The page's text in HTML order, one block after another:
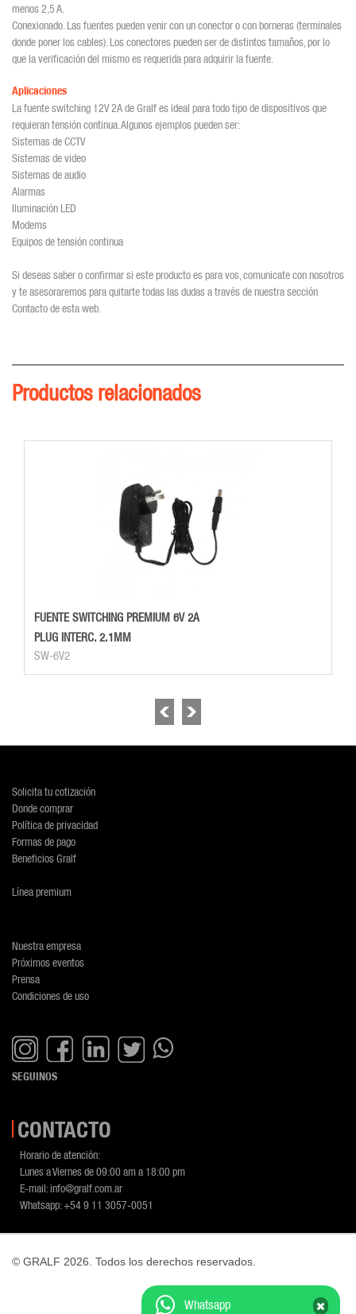
Whatsapp
menos 2,5 A.
Conexionado. Las fuentes pueden venir con un conector o con borneras (terminales
donde poner los cables). Los conectores pueden ser de distintos tamaños, por lo
que la verificación del mismo es requerida para adquirir la fuente.
Aplicaciones
La fuente switching 12V 2A de Gralf es ideal para todo tipo de dispositivos que
requieran tensión continua. Algunos ejemplos pueden ser:
Sistemas de CCTV
Sistemas de video
Sistemas de audio
Alarmas
Iluminación LED
Modems
Equipos de tensión continua
Si deseas saber o confirmar si este producto es para vos, comunicate con nosotros
y te asesoraremos para quitarte todas las dudas a través de nuestra sección
Contacto de esta web.
Productos relacionados
FUENTE SWITCHING PREMIUM 6V 2A
PLUG INTERC. 2.1MM
SW-6V2
Solicita tu cotización
Donde comprar
Política de privacidad
Formas de pago
Beneficios Gralf
Línea premium
Nuestra empresa
Próximos eventos
Prensa
Condiciones de uso
SEGUINOS
CONTACTO
Horario de atención:
Lunes a Viernes de 09:00 am a 18:00 pm
E-mail:info@gralf.com.ar
Whatsapp:+54 9 11 3057-0051
© GRALF 2026. Todos los derechos reservados.
Desarrollo